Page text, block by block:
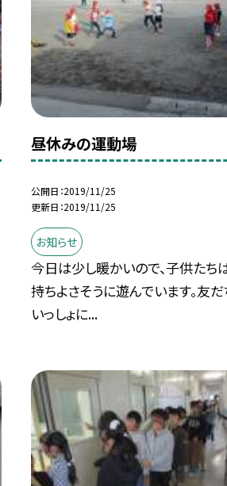
昼休みの運動場
公開日 2019/11/25
更新日 2019/11/25
お知らせ
今日は少し暖かいので、子供たち
持ちよさそうに遊んでいます。友
いっしょに...